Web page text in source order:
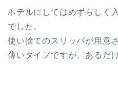
ホテルにしてはめずらしく
でした。
使い捨てのスリッパが用意
薄いタイプですが、あるだ